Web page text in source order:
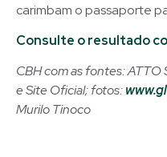
carimbam o passaporte
Consulte o resultado
CBH com as fontes:
e Site Oficial; fotos:
Murilo Tinoco